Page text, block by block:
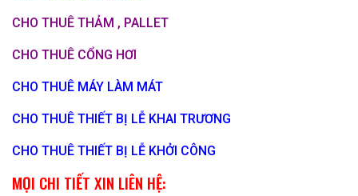
CHO THUÊ THẢM , PALLET
CHO THUÊ CỔNG HƠI
CHO THUÊ MÁY LÀM MÁT
CHO THUÊ THIẾT BỊ LỄ KHAI TRƯƠNG
CHO THUÊ THIẾT BỊ LỄ KHỞI CÔNG
MỌI CHI TIẾT XIN LIÊN HỆ: